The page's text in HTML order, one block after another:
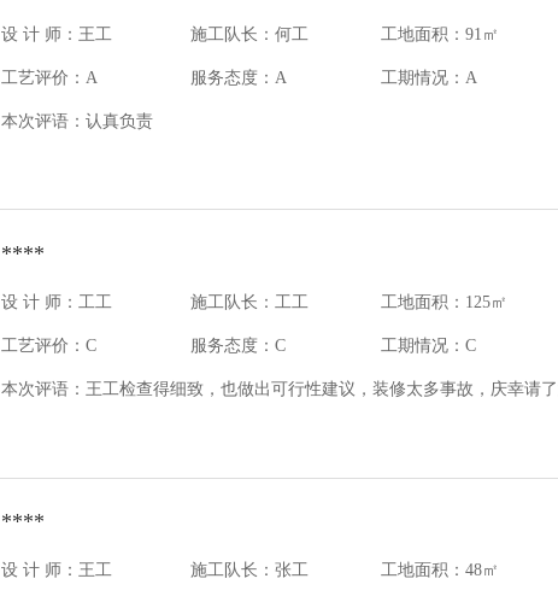
设 计 师：王工 施工队长：何工 工地面积：91㎡
工艺评价：A 服务态度：A 工期情况：A
本次评语： 认真负责
****
设 计 师：工工 施工队长：工工 工地面积：125㎡
工艺评价：C 服务态度：C 工期情况：C
本次评语： 王工检查得细致，也做出可行性建议，装修太多事故，庆幸请了
****
设 计 师：王工 施工队长：张工 工地面积：48㎡